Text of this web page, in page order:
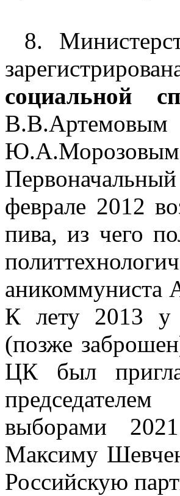
8.
социальной
феврале 2012
пива, из чего
аникоммуниста
К лету 2013 у
(позже
ЦК был
выборами
Максиму
Российскую